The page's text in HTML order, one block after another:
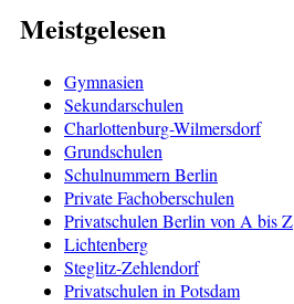
Meistgelesen
Gymnasien
Sekundarschulen
Charlottenburg-Wilmersdorf
Grundschulen
Schulnummern Berlin
Private Fachoberschulen
Privatschulen Berlin von A bis Z
Lichtenberg
Steglitz-Zehlendorf
Privatschulen in Potsdam